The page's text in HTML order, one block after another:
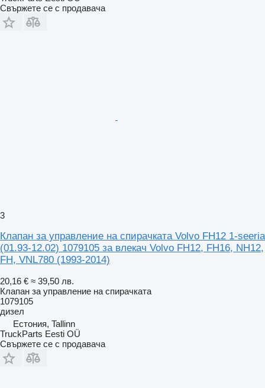
Свържете се с продавача
3
Клапан за управление на спирачката Volvo FH12 1-seeria
(01.93-12.02) 1079105 за влекач Volvo FH12, FH16, NH12,
FH, VNL780 (1993-2014)
20,16 € ≈ 39,50 лв.
Клапан за управление на спирачката
1079105
дизел
Естония, Tallinn
TruckParts Eesti OÜ
Свържете се с продавача